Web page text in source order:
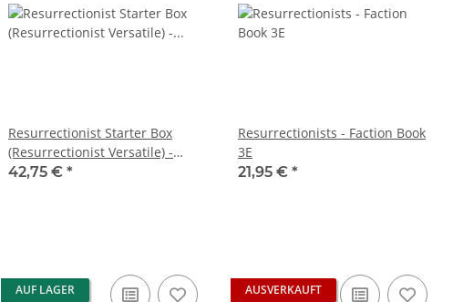
Resurrectionist Starter Box
(Resurrectionist Versatile) -
Preassembled
42,75 € *
Resurrectionists - Faction Book
3E
21,95 € *
AUF LAGER AUSVERKAUFT